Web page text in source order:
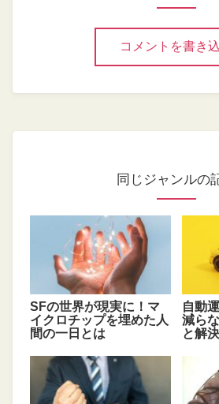
コメントを書き
同じジャンルの
SFの世界が現実に！マ
イクロチップを埋めた人
間の一日とは
自動
減ら
と解